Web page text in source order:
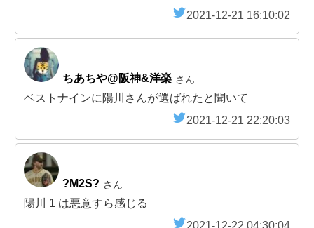
2021-12-21 16:10:02
ちあちや@阪神&洋楽 さん
ベストナインに陽川さんが選ばれたと聞いて
2021-12-21 22:20:03
?M2S? さん
陽川 1 は悪意すら感じる
2021-12-22 04:30:04